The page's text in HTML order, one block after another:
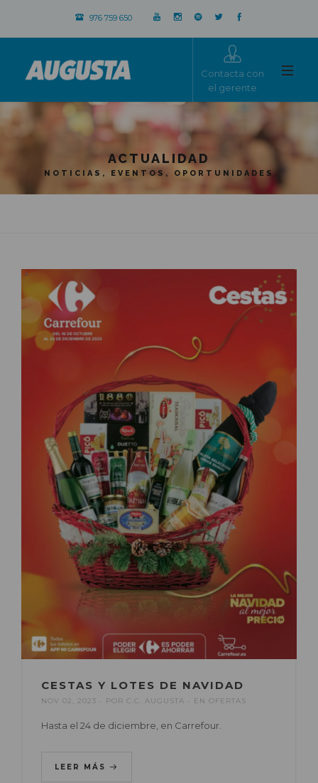
976 759 650
Contacta con
el gerente
ACTUALIDAD
NOTICIAS, EVENTOS, OPORTUNIDADES
CESTAS Y LOTES DE NAVIDAD
NOV 02, 2023 POR C.C. AUGUSTA EN OFERTAS
Hasta el 24 de diciembre, en Carrefour.
LEER MÁS